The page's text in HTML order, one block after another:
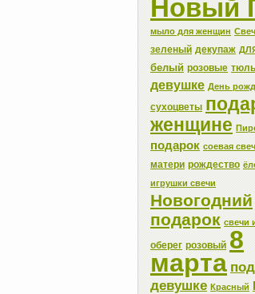
Новый
мыло для женщин
зеленый декупаж
белый розовые
девушке День
сухоцветы
женщине
подарок соевая
матери рождество
игрушки свечи
Новогодний
подарок свечи
оберег розовый 8
марта
девушке Красный